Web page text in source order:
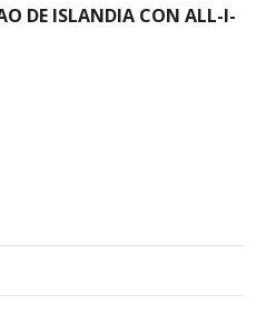
DE ISLANDIA CON ALL-I-